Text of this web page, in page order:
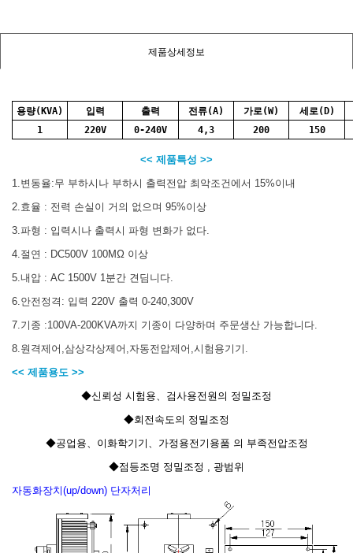
제품상세정보
용량(KVA) 입력 출력 전류(A) 가로(W)
세로(D)
1
220V 0-240V 4,3 200 150
<< 제품특성 >>
1.변동율:무 부하시나 부하시 출력전압 최악조건에서 15%이내
2.효율 : 전력 손실이 거의 없으며 95%이상
3.파형 : 입력시나 출력시 파형 변화가 없다.
4.절연 : DC500V 100MΩ 이상
5.내압 : AC 1500V 1분간 견딤니다.
6.안전정격: 입력 220V 출력 0-240,300V
7.기종 :100VA-200KVA까지 기종이 다양하며 주문생산 가능합니다.
8.원격제어,삼상각상제어,자동전압제어,시험용기기.
<< 제품용도 >>
◆신뢰성 시험용、 검사용전원의 정밀조정
◆회전속도의 정밀조정
◆공업용、 이화학기기 、 가정용전기용품 의 부족전압조정
◆점등조명 정밀조정 , 광범위
자동화장치(up/down) 단자처리